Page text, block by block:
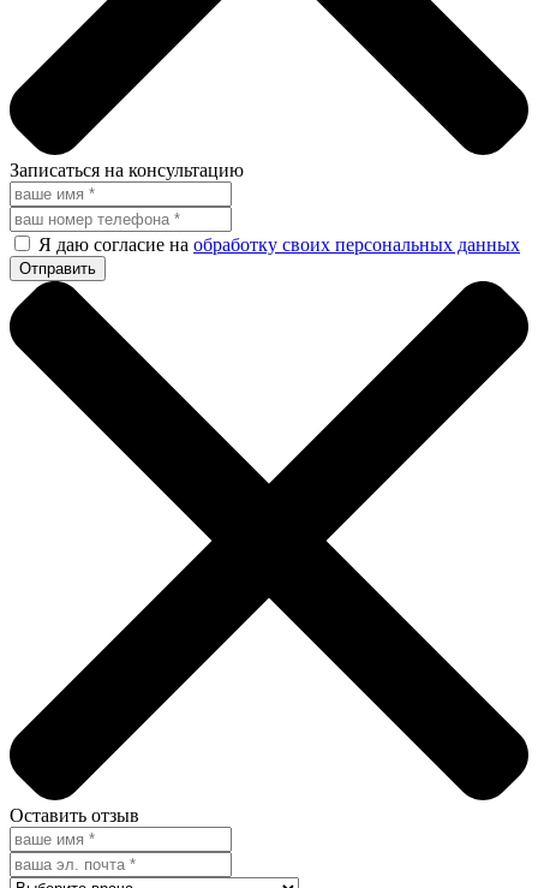
Записаться на консультацию
Я даю согласие на обработку своих персональных данных
Оставить отзыв